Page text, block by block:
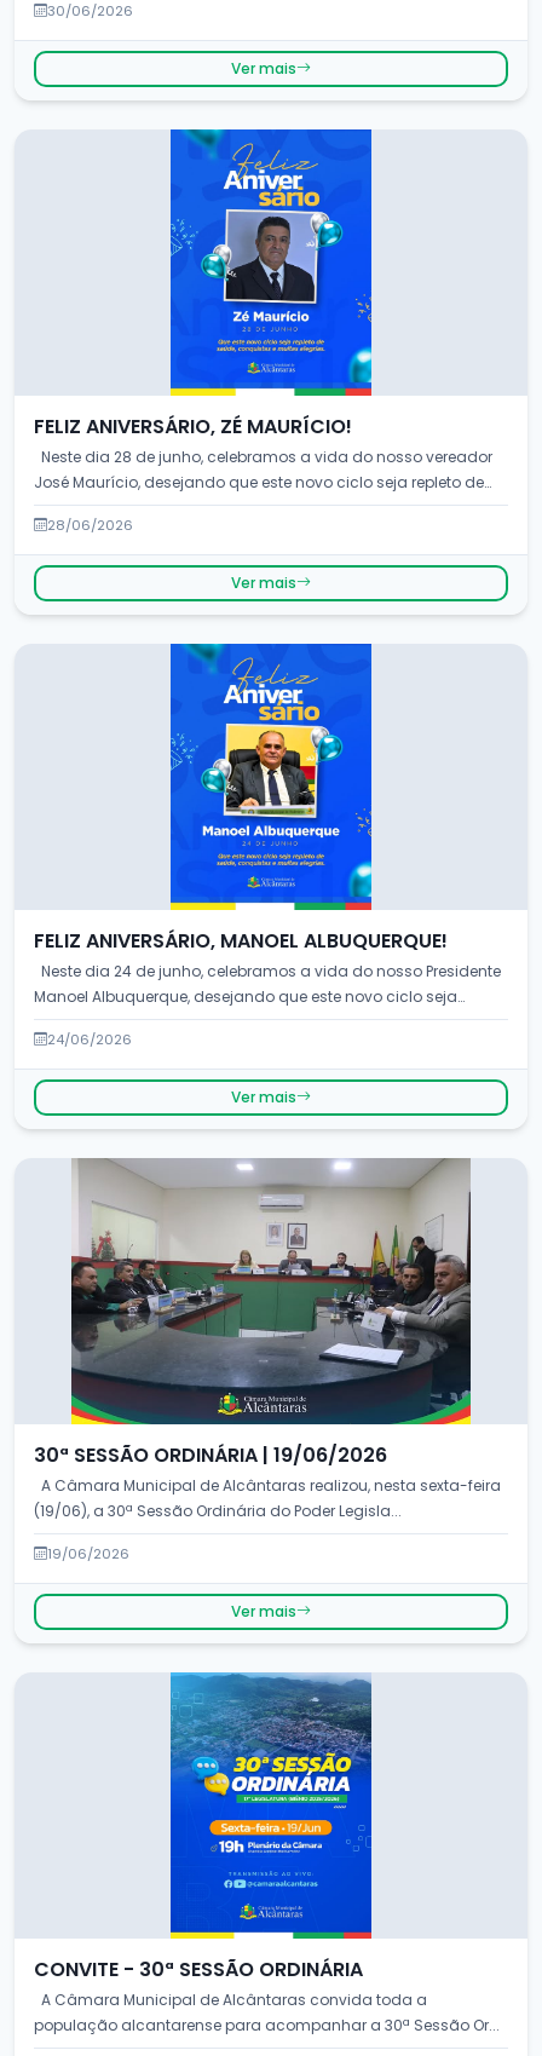
30/06/2026
Ver mais
FELIZ ANIVERSÁRIO, ZÉ MAURÍCIO!
José Maurício, desejando que este novo ciclo seja repleto de
sa&uac...
28/06/2026
Ver mais
FELIZ ANIVERSÁRIO, MANOEL ALBUQUERQUE!
Manoel Albuquerque, desejando que este novo ciclo seja
repleto de saúde,...
24/06/2026
Ver mais
30ª SESSÃO ORDINÁRIA | 19/06/2026
(19/06), a 30ª Sessão Ordinária do Poder Legisla...
19/06/2026
Ver mais
CONVITE - 30ª SESSÃO ORDINÁRIA
população alcantarense para acompanhar a 30ª Sessão Or...